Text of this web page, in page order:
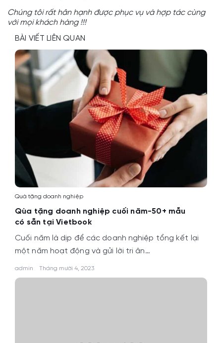
Chúng tôi rất hân hạnh được phục vụ và hợp tác cùng
với mọi khách hàng !!!
BÀI VIẾT LIÊN QUAN
Quà tặng doanh nghiệp
Qùa tặng doanh nghiệp cuối năm-50+ mẫu
có sẵn tại Vietbook
Cuối năm là dịp để các doanh nghiệp tổng kết lại
một năm hoạt động và gửi lời tri ân…
admin Tháng mười 4, 2023